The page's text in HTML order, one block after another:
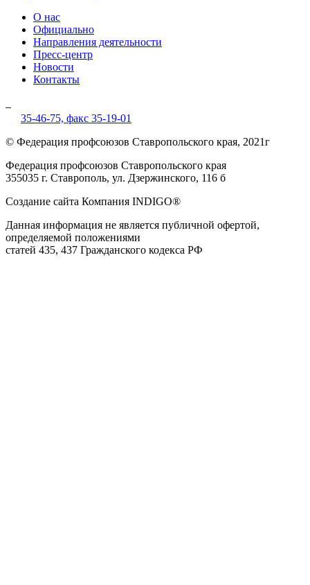
О нас
Официально
Направления деятельности
Пресс-центр
Новости
Контакты
35-46-75, факс 35-19-01
© Федерация профсоюзов Ставропольского края, 2021г
Федерация профсоюзов Ставропольского края
355035 г. Ставрополь, ул. Дзержинского, 116 б
Создание сайта Компания INDIGO®
Данная информация не является публичной офертой,
определяемой положениями
статей 435, 437 Гражданского кодекса РФ